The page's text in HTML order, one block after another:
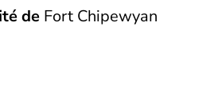
de Fort Chipewyan